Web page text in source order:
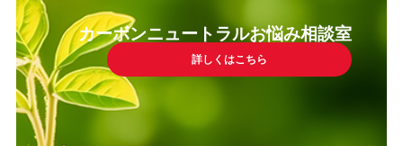
カーボンニュートラルお悩み相談室
詳しくはこちら